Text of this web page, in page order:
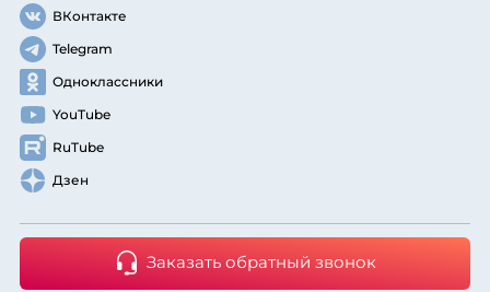
ВКонтакте
Telegram
Одноклассники
YouTube
RuTube
Дзен
Заказать обратный звонок